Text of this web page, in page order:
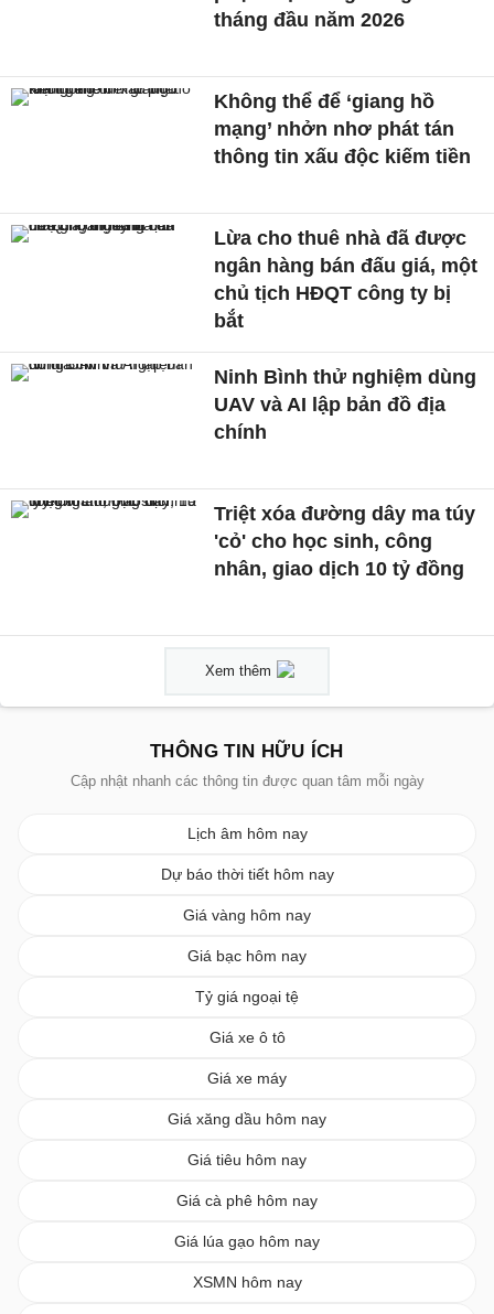
tháng đầu năm 2026
Không thể để ‘giang hồ
mạng’ nhởn nhơ phát tán
thông tin xấu độc kiếm tiền
Lừa cho thuê nhà đã được
ngân hàng bán đấu giá, một
chủ tịch HĐQT công ty bị
bắt
Ninh Bình thử nghiệm dùng
UAV và AI lập bản đồ địa
chính
Triệt xóa đường dây ma túy
'cỏ' cho học sinh, công
nhân, giao dịch 10 tỷ đồng
Xem thêm
THÔNG TIN HỮU ÍCH
Cập nhật nhanh các thông tin được quan tâm mỗi ngày
Lịch âm hôm nay
Dự báo thời tiết hôm nay
Giá vàng hôm nay
Giá bạc hôm nay
Tỷ giá ngoại tệ
Giá xe ô tô
Giá xe máy
Giá xăng dầu hôm nay
Giá tiêu hôm nay
Giá cà phê hôm nay
Giá lúa gạo hôm nay
XSMN hôm nay